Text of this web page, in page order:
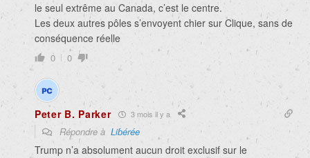
le seul extrême au Canada, c’est le centre.
Les deux autres pôles s’envoyent chier sur Clique, sans de
conséquence réelle
0 0
Peter B. Parker 3 mois il y a
Répondre à Liɓérée
Trump n’a absolument aucun droit exclusif sur le